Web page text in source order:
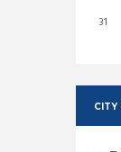
31
CITY